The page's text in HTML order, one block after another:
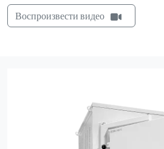
Воспроизвести видео